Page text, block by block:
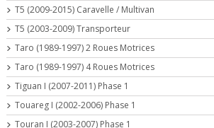
T5 (2009-2015) Caravelle / Multivan
T5 (2003-2009) Transporteur
Taro (1989-1997) 2 Roues Motrices
Taro (1989-1997) 4 Roues Motrices
Tiguan I (2007-2011) Phase 1
Touareg I (2002-2006) Phase 1
Touran I (2003-2007) Phase 1